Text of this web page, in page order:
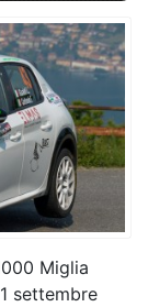
Miglia
settembre